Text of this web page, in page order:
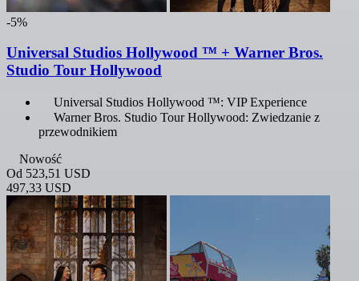
-5%
Universal Studios Hollywood ™ + Warner Bros.
Studio Tour Hollywood
Universal Studios Hollywood ™: VIP Experience
Warner Bros. Studio Tour Hollywood: Zwiedzanie z
przewodnikiem
Nowość
Od 523,51 USD
497,33 USD